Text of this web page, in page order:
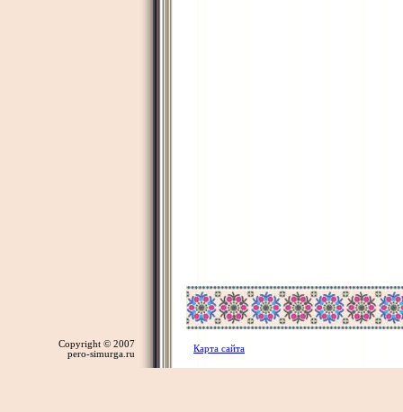
Copyright © 2007
pero-simurga.ru
Карта сайта